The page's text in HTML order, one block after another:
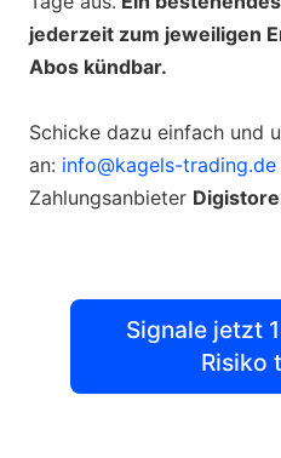
jederzeit zum jeweiligen
Abos kündbar.
Schicke dazu einfach und
an: info@kagels-trading.de
Zahlungsanbieter
Signale jetzt
Risiko